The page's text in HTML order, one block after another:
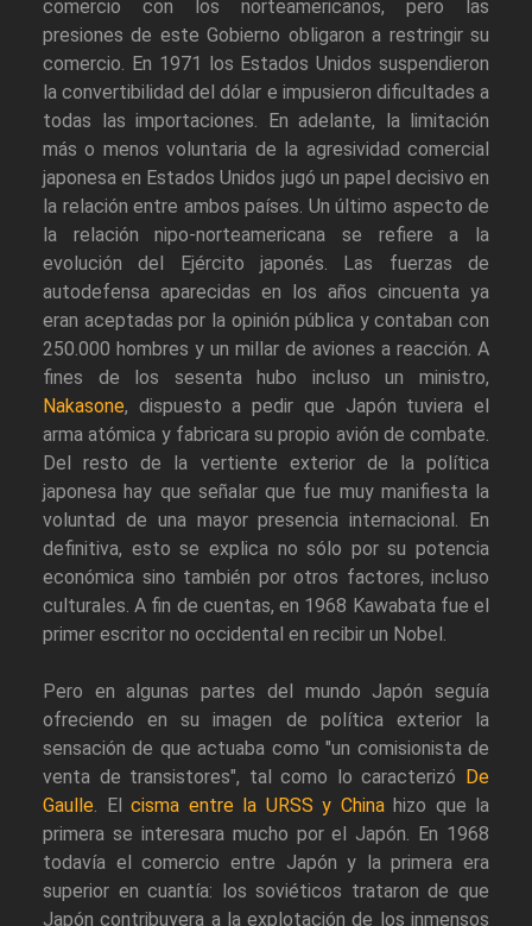
comercio con los norteamericanos, pero las
presiones de este Gobierno obligaron a restringir su
comercio. En 1971 los Estados Unidos suspendieron
la convertibilidad del dólar e impusieron dificultades a
todas las importaciones. En adelante, la limitación
más o menos voluntaria de la agresividad comercial
japonesa en Estados Unidos jugó un papel decisivo en
la relación entre ambos países. Un último aspecto de
la relación nipo-norteamericana se refiere a la
evolución del Ejército japonés. Las fuerzas de
autodefensa aparecidas en los años cincuenta ya
eran aceptadas por la opinión pública y contaban con
250.000 hombres y un millar de aviones a reacción. A
fines de los sesenta hubo incluso un ministro,
Nakasone, dispuesto a pedir que Japón tuviera el
arma atómica y fabricara su propio avión de combate.
Del resto de la vertiente exterior de la política
japonesa hay que señalar que fue muy manifiesta la
voluntad de una mayor presencia internacional. En
definitiva, esto se explica no sólo por su potencia
económica sino también por otros factores, incluso
culturales. A fin de cuentas, en 1968 Kawabata fue el
primer escritor no occidental en recibir un Nobel.
Pero en algunas partes del mundo Japón seguía
ofreciendo en su imagen de política exterior la
sensación de que actuaba como "un comisionista de
venta de transistores", tal como lo caracterizó
De
Gaulle. El cisma entre la URSS y Chinahizo que la
primera se interesara mucho por el Japón. En 1968
todavía el comercio entre Japón y la primera era
superior en cuantía: los soviéticos trataron de que
Japón contribuyera a la explotación de los inmensos